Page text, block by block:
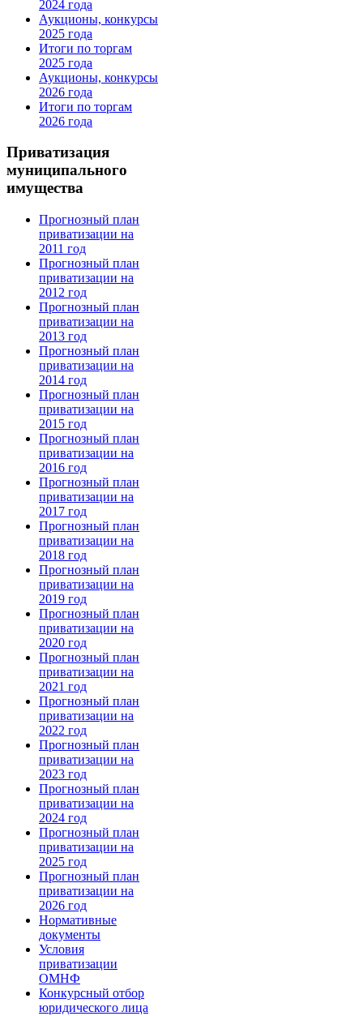
2024 года
Аукционы, конкурсы
2025 года
Итоги по торгам
2025 года
Аукционы, конкурсы
2026 года
Итоги по торгам
2026 года
Приватизация
муниципального
имущества
Прогнозный план
приватизации на
2011 год
Прогнозный план
приватизации на
2012 год
Прогнозный план
приватизации на
2013 год
Прогнозный план
приватизации на
2014 год
Прогнозный план
приватизации на
2015 год
Прогнозный план
приватизации на
2016 год
Прогнозный план
приватизации на
2017 год
Прогнозный план
приватизации на
2018 год
Прогнозный план
приватизации на
2019 год
Прогнозный план
приватизации на
2020 год
Прогнозный план
приватизации на
2021 год
Прогнозный план
приватизации на
2022 год
Прогнозный план
приватизации на
2023 год
Прогнозный план
приватизации на
2024 год
Прогнозный план
приватизации на
2025 год
Прогнозный план
приватизации на
2026 год
Нормативные
документы
Условия
приватизации
ОМНФ
Конкурсный отбор
юридического лица